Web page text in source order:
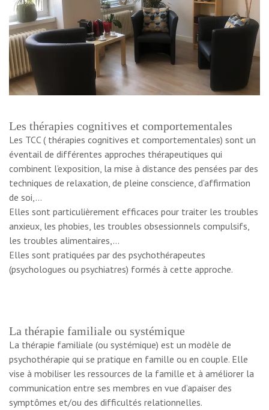
Les thérapies cognitives et comportementales
Les TCC ( thérapies cognitives et comportementales) sont un
éventail de différentes approches thérapeutiques qui
combinent l’exposition, la mise à distance des pensées par des
techniques de relaxation, de pleine conscience, d’affirmation
de soi,…
Elles sont particulièrement efficaces pour traiter les troubles
anxieux, les phobies, les troubles obsessionnels compulsifs,
les troubles alimentaires,…
Elles sont pratiquées par des psychothérapeutes
(psychologues ou psychiatres) formés à cette approche.
La thérapie familiale ou systémique
La thérapie familiale (ou systémique) est un modèle de
psychothérapie qui se pratique en famille ou en couple. Elle
vise à mobiliser les ressources de la famille et à améliorer la
communication entre ses membres en vue d’apaiser des
symptômes et/ou des difficultés relationnelles.